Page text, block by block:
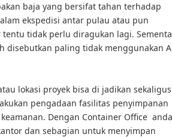
baja yang bersifat tahan terhadap
ekspedisi antar pulau atau pun
tidak perlu diragukan lagi.
disebutkan paling tidak menggunakan
lokasi proyek bisa di jadikan sekaligus
pengadaan fasilitas penyimpanan
Dengan Container Office anda
dan sebagian untuk menyimpan